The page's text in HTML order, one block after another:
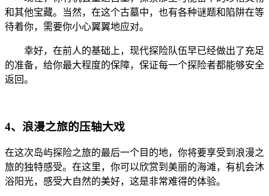
和其他宝藏。当然，在这个古墓中，也有各种谜题和陷阱在等
待着你，需要你小心翼翼地应对。
幸好，在前人的基础上，现代探险队伍早已经做出了充足
的准备，给你最大程度的保障，保证每一个探险者都能够安全
返回。
4、浪漫之旅的压轴大戏
在这次岛屿探险之旅的最后一个目的地，你将要享受到浪漫之
旅的独特感受。在这里，你可以欣赏到美丽的海滩，有机会沐
浴阳光，感受大自然的美好，这是非常难得的体验。